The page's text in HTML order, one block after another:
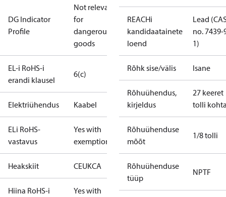
DG Indicator
Profile
Not relevant
for
dangerous
goods
EL-i RoHS-i
erandi klausel
6(c)
Elektriühendus Kaabel
ELi RoHS-
vastavus
Yes with
exemptions
Heakskiit CEUKCA
Hiina RoHS-i
Yes with
REACHi
kandidaatainete
loend
Lead
no. 7439-
1)
Rõhk sise/välis Isane
Rõhuühendus,
kirjeldus
27 keeret
tolli
Rõhuühenduse
mõõt
1/8 tolli
Rõhuühenduse
tüüp
NPTF